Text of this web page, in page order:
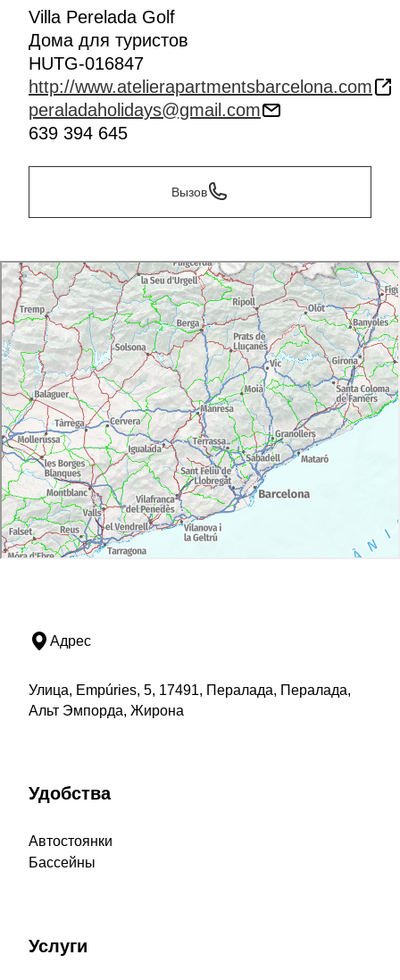
Villa Perelada Golf
Дома для туристов
HUTG-016847
http://www.atelierapartmentsbarcelona.com
peraladaholidays@gmail.com
639 394 645
Вызов
Адрес
Улица, Empúries, 5, 17491, Пералада, Пералада,
Альт Эмпорда, Жирона
Удобства
Автостоянки
Бассейны
Услуги